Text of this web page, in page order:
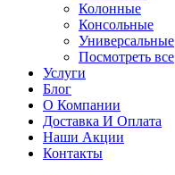
Колонные
Консольные
Универсальные
Посмотреть все
Услуги
Блог
О Компании
Доставка И Оплата
Наши Акции
Контакты